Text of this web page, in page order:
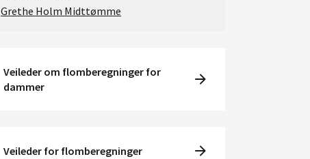
Grethe Holm Midttømme
Veileder om flomberegninger for
dammer
Veileder for flomberegninger